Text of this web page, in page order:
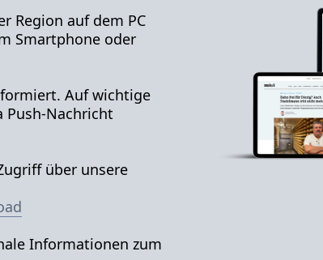
Region auf dem PC
Smartphone oder
Auf wichtige
Push-Nachricht
über unsere
Informationen zum